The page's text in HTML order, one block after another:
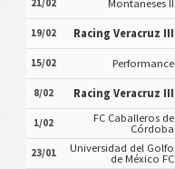
21/02 Montaneses II
19/02 Racing Veracruz III
15/02 Performance
8/02 Racing Veracruz III
1/02
FC Caballeros de
Córdoba
23/01
Universidad del Golfo
de México FC